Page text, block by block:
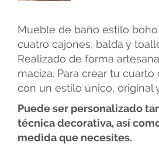
Mueble de baño estilo
cuatro cajones, balda y
Realizado de forma
maciza. Para crear tu
con un estilo único, original
Puede ser personalizado
técnica decorativa, así
medidaque necesites.